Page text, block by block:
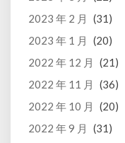
2023 年 2 月
(31)
2023 年 1 月
(20)
2022 年 12 月
(21)
2022 年 11 月
(36)
2022 年 10 月
(20)
2022 年 9 月
(31)